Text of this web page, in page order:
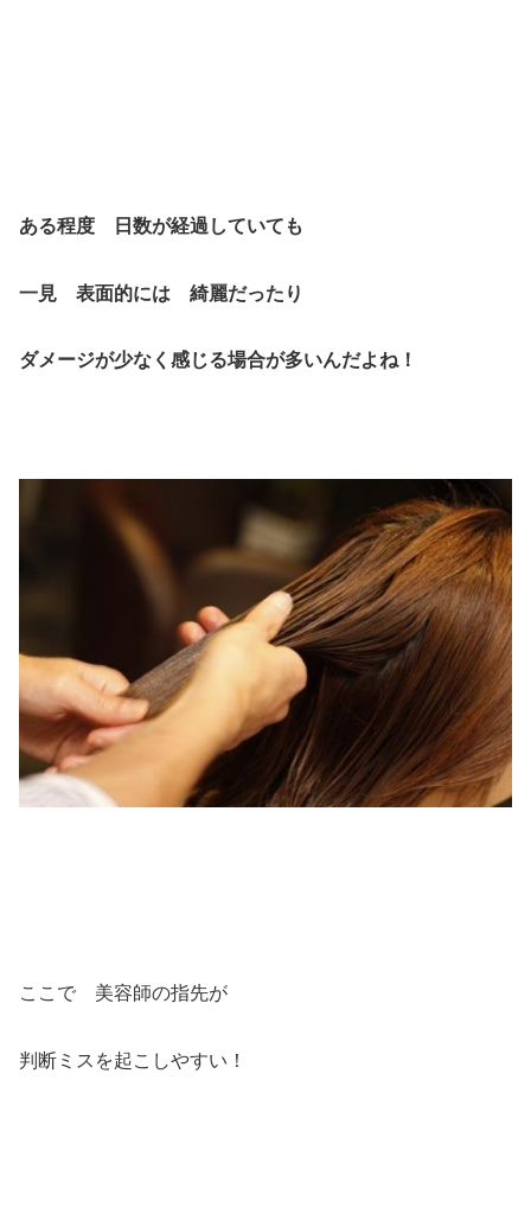
ある程度 日数が経過していても
一見 表面的には 綺麗だったり
ダメージが少なく感じる場合が多いんだよね！
ここで 美容師の指先が
判断ミスを起こしやすい！